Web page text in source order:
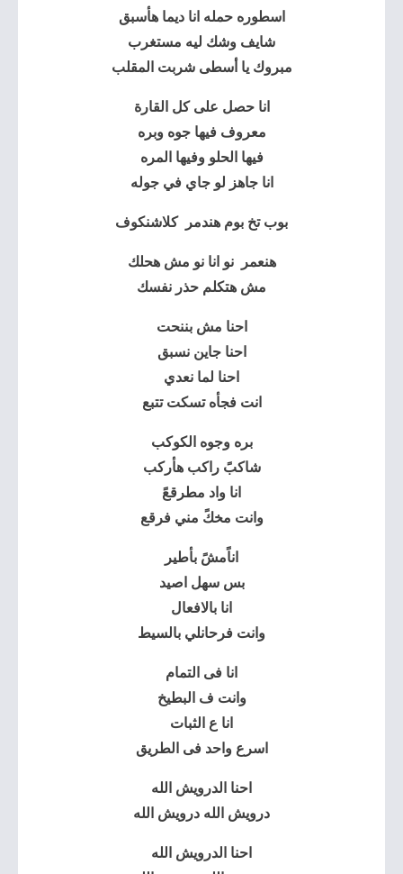
اسطوره حمله انا ديما هأسبق
شايف وشك ليه ‏مستغرب
مبروك يا أسطى ‏شربت المقلب
انا حصل على كل ‏القارة
معروف فيها جوه وبره
فيها الحلو وفيها المره
انا جاهز لو جاي في جوله
بوب تخ بوم هندمر ‏ ‏كلاشنكوف
هنعمر ‏ نو انا نو مش هحلك
مش هتكلم حذر نفسك
احنا مش بننحت
احناجاين نسبق
احنا لما نعدي
انت فجأه تسكت تتبع
بره وجوه الكوكب
شاكبً راكب هأركب
انا واد مطرقعً
وانت مخكً مني فرقع
اناًمشً بأطير
بس سهل اصيد
انا بالافعال
وانت فرحانلي بالسيط
انا فى التمام
وانت ف البطيخ
انا ع الثبات
اسرع واحد فى الطريق
احنا الدرويش الله
درويش الله درويش الله
احنا الدرويش الله